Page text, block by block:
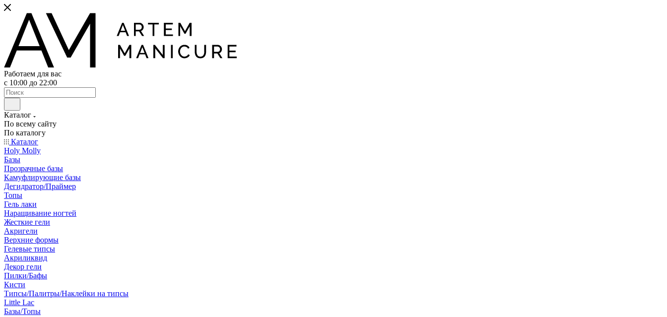
Работаем для вас
с 10:00 до 22:00
Каталог
По всему сайту
По каталогу
Каталог
Holy Molly
Базы
Прозрачные базы
Камуфлирующие базы
Дегидратор/Праймер
Топы
Гель лаки
Наращивание ногтей
Жесткие гели
Акригели
Верхние формы
Гелевые типсы
Акриликвид
Декор гели
Пилки/Бафы
Кисти
Типсы/Палитры/Наклейки на типсы
Little Lac
Базы/Топы